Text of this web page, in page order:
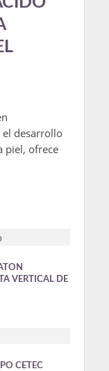
desarrollo
piel, ofrece
VERTICAL DE
CETEC